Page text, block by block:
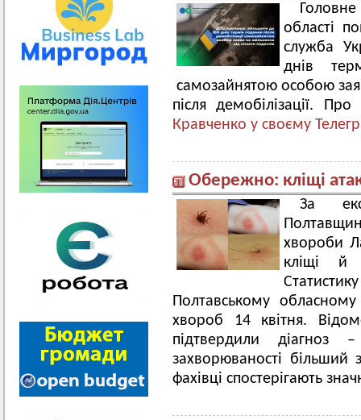
області
служба
днів
самозайнятою особою
після демобілізації.
Кравченко у своєму
Обережно: кліщі
За
хвороби
кліщі й
Полтавському
хвороб 14 квітня.
підтвердили
захворюваності більший
фахівці спостерігають